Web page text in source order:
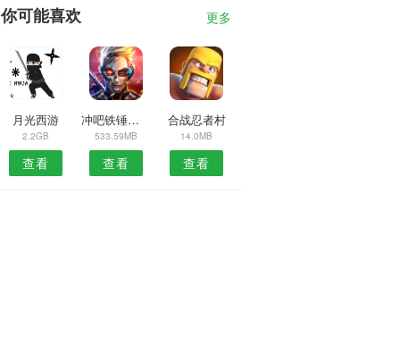
你可能喜欢 更多
月光西游
2.2GB
查看
冲吧铁锤少年
533.59MB
查看
合战忍者村
14.0MB
查看